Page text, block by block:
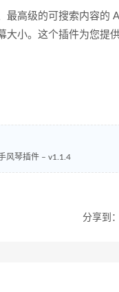
最高级的可搜索内容的
大小。这个插件为您提
风琴插件 – v1.1.4
分享到：